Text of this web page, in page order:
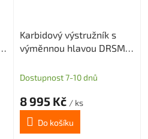
Karbidový výstružník s
výměnnou hlavou DRSMN
díru
Dostupnost 7-10 dnů
8 995 Kč / ks
Do košíku